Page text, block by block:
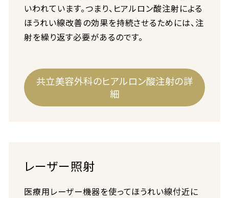
いわれています。つまり、ヒアルロン酸注射による
ほうれい線改善の効果を持続させるためには、注
射を繰り返す必要があるのです。
共立美容外科のヒアルロン酸注射の詳
細
レーザー照射
医療用レーザー機器を使ってほうれい線付近に